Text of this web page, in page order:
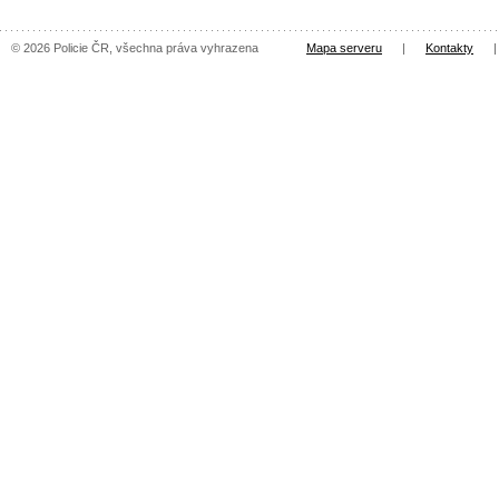
© 2026 Policie ČR, všechna práva vyhrazena Mapa serveru | Kontakty |